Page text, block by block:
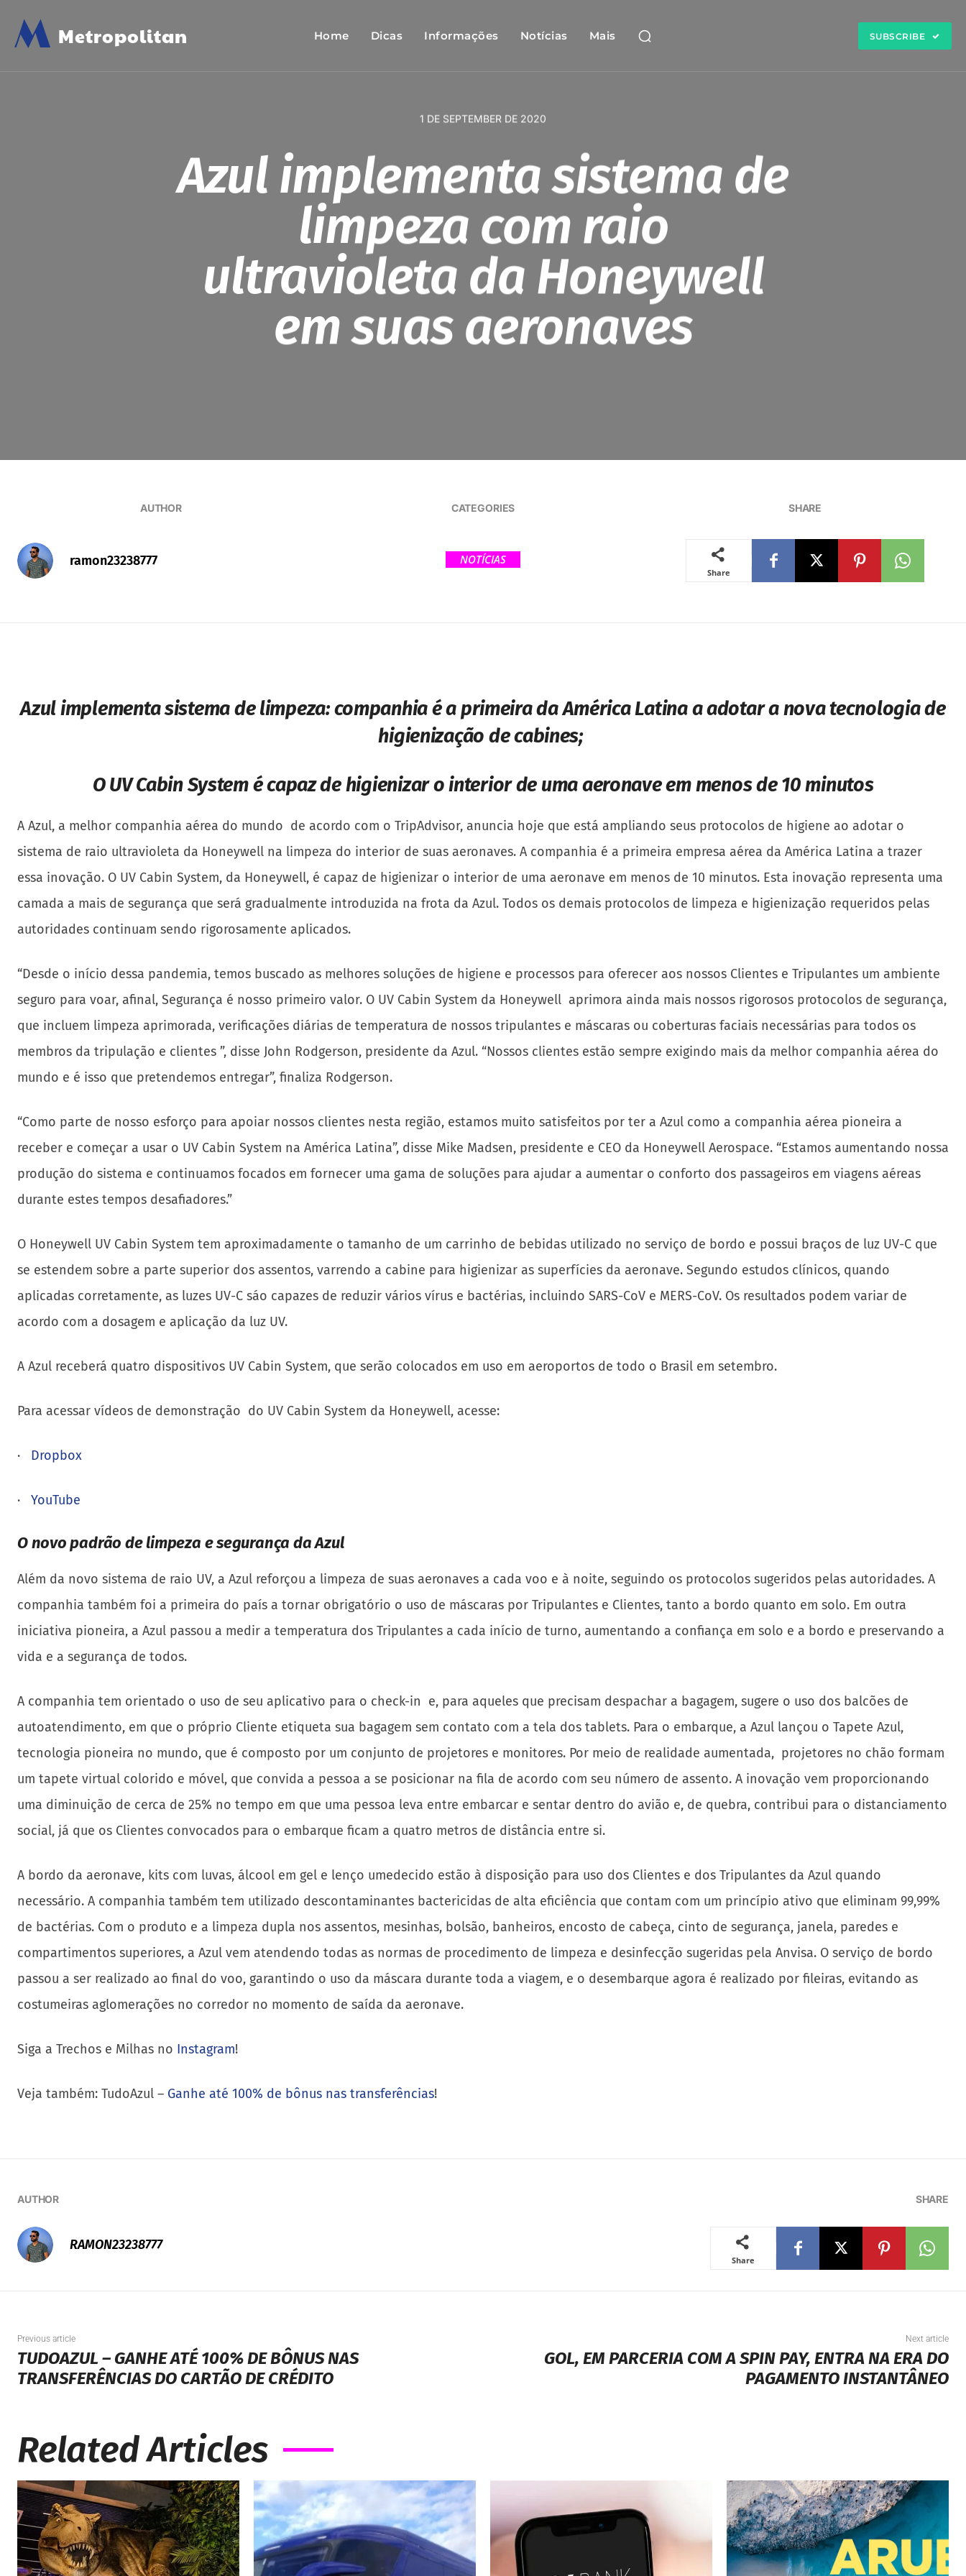
M Metropolitan Home Dicas Informações Notícias Mais SUBSCRIBE
1 DE SEPTEMBER DE 2020
Azul implementa sistema de
limpeza com raio
ultravioleta da Honeywell
em suas aeronaves
AUTHOR
ramon23238777
CATEGORIES
NOTÍCIAS
SHARE
Share
Azul implementa sistema de limpeza: companhia é a primeira da América Latina a adotar a nova tecnologia de
higienização de cabines;
O UV Cabin System é capaz de higienizar o interior de uma aeronave em menos de 10 minutos
A Azul, a melhor companhia aérea do mundo de acordo com o TripAdvisor, anuncia hoje que está ampliando seus protocolos de higiene ao adotar o
sistema de raio ultravioleta da Honeywell na limpeza do interior de suas aeronaves. A companhia é a primeira empresa aérea da América Latina a trazer
essa inovação. O UV Cabin System, da Honeywell, é capaz de higienizar o interior de uma aeronave em menos de 10 minutos. Esta inovação representa uma
camada a mais de segurança que será gradualmente introduzida na frota da Azul. Todos os demais protocolos de limpeza e higienização requeridos pelas
autoridades continuam sendo rigorosamente aplicados.
“Desde o início dessa pandemia, temos buscado as melhores soluções de higiene e processos para oferecer aos nossos Clientes e Tripulantes um ambiente
seguro para voar, afinal, Segurança é nosso primeiro valor. O UV Cabin System da Honeywell aprimora ainda mais nossos rigorosos protocolos de segurança,
que incluem limpeza aprimorada, verificações diárias de temperatura de nossos tripulantes e máscaras ou coberturas faciais necessárias para todos os
membros da tripulação e clientes ”, disse John Rodgerson, presidente da Azul. “Nossos clientes estão sempre exigindo mais da melhor companhia aérea do
mundo e é isso que pretendemos entregar”, finaliza Rodgerson.
“Como parte de nosso esforço para apoiar nossos clientes nesta região, estamos muito satisfeitos por ter a Azul como a companhia aérea pioneira a
receber e começar a usar o UV Cabin System na América Latina”, disse Mike Madsen, presidente e CEO da Honeywell Aerospace. “Estamos aumentando nossa
produção do sistema e continuamos focados em fornecer uma gama de soluções para ajudar a aumentar o conforto dos passageiros em viagens aéreas
durante estes tempos desafiadores.”
O Honeywell UV Cabin System tem aproximadamente o tamanho de um carrinho de bebidas utilizado no serviço de bordo e possui braços de luz UV-C que
se estendem sobre a parte superior dos assentos, varrendo a cabine para higienizar as superfícies da aeronave. Segundo estudos clínicos, quando
aplicadas corretamente, as luzes UV-C sáo capazes de reduzir vários vírus e bactérias, incluindo SARS-CoV e MERS-CoV. Os resultados podem variar de
acordo com a dosagem e aplicação da luz UV.
A Azul receberá quatro dispositivos UV Cabin System, que serão colocados em uso em aeroportos de todo o Brasil em setembro.
Para acessar vídeos de demonstração do UV Cabin System da Honeywell, acesse:
· Dropbox
· YouTube
O novo padrão de limpeza e segurança da Azul
Além da novo sistema de raio UV, a Azul reforçou a limpeza de suas aeronaves a cada voo e à noite, seguindo os protocolos sugeridos pelas autoridades. A
companhia também foi a primeira do país a tornar obrigatório o uso de máscaras por Tripulantes e Clientes, tanto a bordo quanto em solo. Em outra
iniciativa pioneira, a Azul passou a medir a temperatura dos Tripulantes a cada início de turno, aumentando a confiança em solo e a bordo e preservando a
vida e a segurança de todos.
A companhia tem orientado o uso de seu aplicativo para o check-in e, para aqueles que precisam despachar a bagagem, sugere o uso dos balcões de
autoatendimento, em que o próprio Cliente etiqueta sua bagagem sem contato com a tela dos tablets. Para o embarque, a Azul lançou o Tapete Azul,
tecnologia pioneira no mundo, que é composto por um conjunto de projetores e monitores. Por meio de realidade aumentada, projetores no chão formam
um tapete virtual colorido e móvel, que convida a pessoa a se posicionar na fila de acordo com seu número de assento. A inovação vem proporcionando
uma diminuição de cerca de 25% no tempo em que uma pessoa leva entre embarcar e sentar dentro do avião e, de quebra, contribui para o distanciamento
social, já que os Clientes convocados para o embarque ficam a quatro metros de distância entre si.
A bordo da aeronave, kits com luvas, álcool em gel e lenço umedecido estão à disposição para uso dos Clientes e dos Tripulantes da Azul quando
necessário. A companhia também tem utilizado descontaminantes bactericidas de alta eficiência que contam com um princípio ativo que eliminam 99,99%
de bactérias. Com o produto e a limpeza dupla nos assentos, mesinhas, bolsão, banheiros, encosto de cabeça, cinto de segurança, janela, paredes e
compartimentos superiores, a Azul vem atendendo todas as normas de procedimento de limpeza e desinfecção sugeridas pela Anvisa. O serviço de bordo
passou a ser realizado ao final do voo, garantindo o uso da máscara durante toda a viagem, e o desembarque agora é realizado por fileiras, evitando as
costumeiras aglomerações no corredor no momento de saída da aeronave.
Siga a Trechos e Milhas no Instagram!
Veja também: TudoAzul – Ganhe até 100% de bônus nas transferências!
AUTHOR
RAMON23238777
SHARE
Share
Previous article
TUDOAZUL – GANHE ATÉ 100% DE BÔNUS NAS
TRANSFERÊNCIAS DO CARTÃO DE CRÉDITO
Next article
GOL, EM PARCERIA COM A SPIN PAY, ENTRA NA ERA DO
PAGAMENTO INSTANTÂNEO
Related Articles